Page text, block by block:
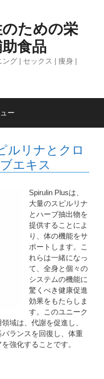
のための栄
食品
ング | セックス | 痩身 |
ー
ルリナとクロ
エキス
Spirulin Plusは、
大量のスピルリナ
とハーブ抽出物を
提供することによ
り、体の機能をサ
ポートします。こ
れらは一緒になっ
て、全身と個々の
システムの機能に
驚くべき健康促進
効果をもたらしま
す。このユニーク
域は、代謝を促進し、
ランスを回復し、体重
強化することです。